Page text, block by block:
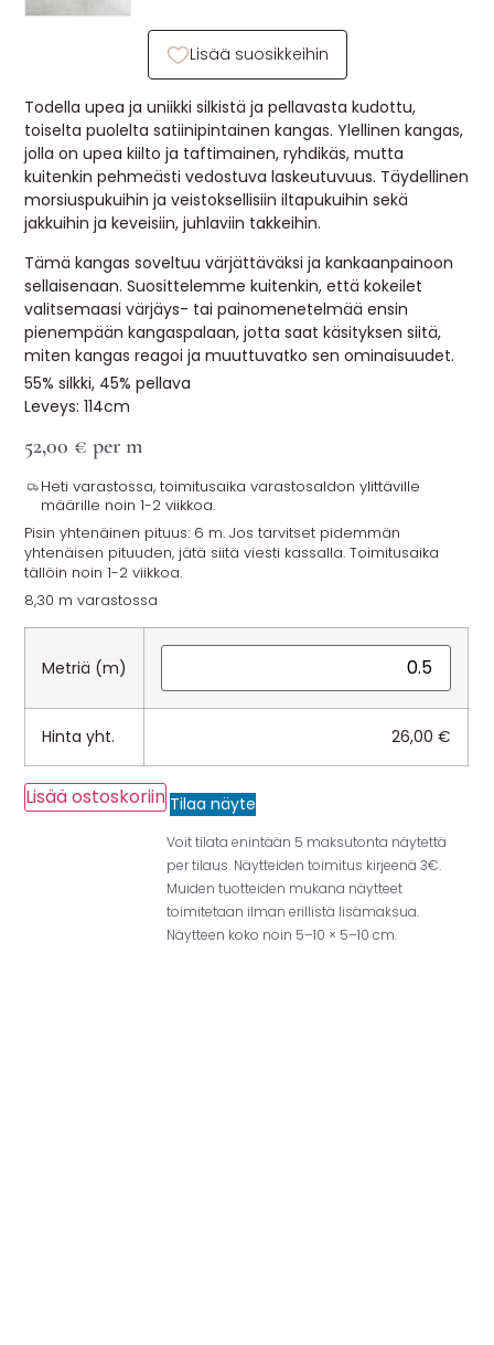
OHJEITA
USEIN KYSYTTYÄ
OTA YHTEYTTÄ
Todella upea ja uniikki silkistä ja pellavasta kudottu,
toiselta puolelta satiinipintainen kangas. Ylellinen kangas,
jolla on upea kiilto ja taftimainen, ryhdikäs, mutta
kuitenkin pehmeästi vedostuva laskeutuvuus. Täydellinen
morsiuspukuihin ja veistoksellisiin iltapukuihin sekä
jakkuihin ja keveisiin, juhlaviin takkeihin.
Tämä kangas soveltuu värjättäväksi ja kankaanpainoon
sellaisenaan. Suosittelemme kuitenkin, että kokeilet
valitsemaasi värjäys- tai painomenetelmää ensin
pienempään kangaspalaan, jotta saat käsityksen siitä,
miten kangas reagoi ja muuttuvatko sen ominaisuudet.
55% silkki, 45% pellava
Leveys: 114cm
52,00 € per m
Heti varastossa, toimitusaika varastosaldon ylittäville
määrille noin 1-2 viikkoa.
Pisin yhtenäinen pituus: 6 m. Jos tarvitset pidemmän
yhtenäisen pituuden, jätä siitä viesti kassalla. Toimitusaika
tällöin noin 1-2 viikkoa.
8,30 m varastossa
Metriä (m)
Hinta yht. 26,00€
Lisää ostoskoriin Tilaa näyte
Voit tilata enintään 5 maksutonta näytettä
per tilaus. Näytteiden toimitus kirjeenä 3€.
Muiden tuotteiden mukana näytteet
toimitetaan ilman erillistä lisämaksua.
Näytteen koko noin 5–10 × 5–10 cm.
Lisää suosikkeihin